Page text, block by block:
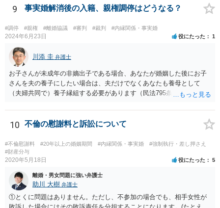
ないと目くじらを立てる依頼者もいそうなので、やはり難点がありま
たり、長期化した場合は追加着手金を請求できるようにしたりして最
悪排除額ベースの成功報酬はもらえなくても気にしないというのが良
いように思っています。 いずれにせよ、どういう形をとるにせよ、支
払う報酬額はあまり変わらないと思いますので、そのとおりに支払っ
ても損にはならないはずです。 基本的に弁護士に1時間動いてもらう
場合の相場は税抜2万円くらいですので、あなたの事件に50時間以上費
やしているのであれば排除額ベースの成功報酬が支払われないと弁護
士にとっては割りの悪い事件ということになるかと存じます。
9 事実婚解消後の入籍、親権調停はどうなる？
#調停 #親権 #離婚協議 #審判 #裁判 #内縁関係・事実婚
2024年6月23日 役にたった 1
川添 圭 弁護士
お子さんが未成年の非嫡出子である場合、あなたが婚姻した後にお子
さんを夫の養子にしたい場合は、夫だけでなくあなたも養母として
（夫婦共同で）養子縁組する必要があります（民法795条本文）。これ
母と子の間が非嫡出子の関係のままではバランスに欠けるためである
と説明されています。 そして、再婚後の養子縁組によって夫婦の共同
親権となった場合は、血縁上の父親からの父を親権者とする協議に代
わる調停及び審判（民法819条5項）は認められないと考えます。 この
点について明確な判例はありませんが、離婚後の親権者変更（民法819
条6項）においては、離婚後に親権者が再婚して元夫婦の子と再婚相手
が養子縁組した場合には、親権者変更の申立ては認められないとする
最高裁判例があり、その判例で述べられている理由は民法819条5項の
場面でも同様であると考えられるからです。
10 不倫の慰謝料と訴訟について
#不倫慰謝料 #20年以上の婚姻期間 #内縁関係・事実婚
#強制執行・差し押さえ
#財産分与
2020年5月18日 役にたった 5
離婚・男女問題に強い弁護士
助川 大樹 弁護士
①とくに問題はありません。ただし、不参加の場合でも、相手女性が
敗訴した場合にはその敗訴責任を分担することになります。(たとえ